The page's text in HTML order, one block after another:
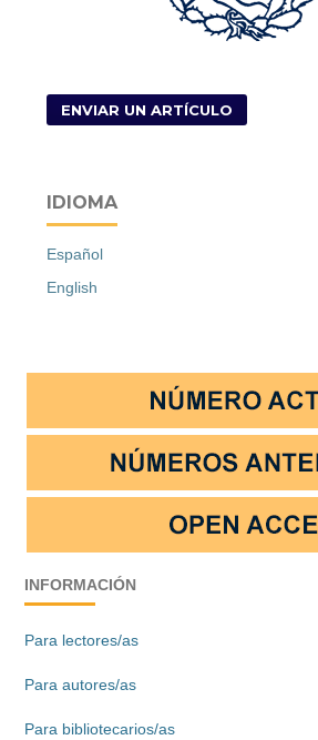
ENVIAR UN ARTÍCULO
IDIOMA
Español
English
INFORMACIÓN
Para lectores/as
Para autores/as
Para bibliotecarios/as